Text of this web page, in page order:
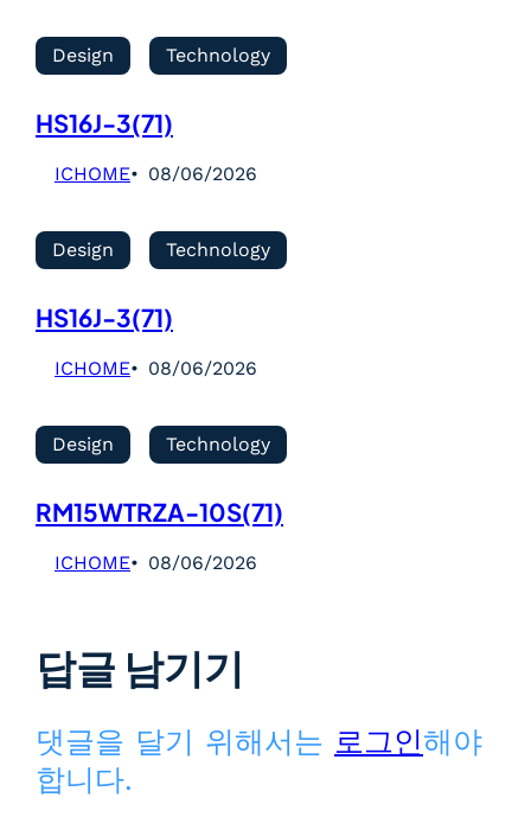
Design Technology
HS16J-3(71)
ICHOME 08/06/2026
Design Technology
HS16J-3(71)
ICHOME 08/06/2026
Design Technology
RM15WTRZA-10S(71)
ICHOME 08/06/2026
답글 남기기
댓글을 달기 위해서는 로그인해야
합니다.